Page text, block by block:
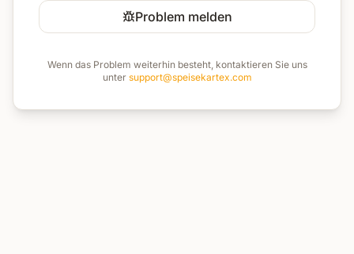
Problem melden
Wenn das Problem weiterhin besteht, kontaktieren Sie uns
unter support@speisekartex.com